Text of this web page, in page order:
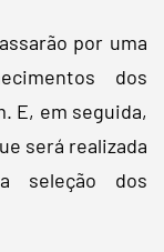
por uma
dos
E, em seguida,
será realizada
seleção dos